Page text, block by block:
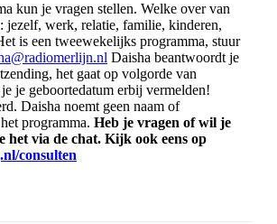
kun je vragen stellen. Welke over van
jezelf, werk, relatie, familie, kinderen,
is een tweewekelijks programma, stuur
Daisha beantwoordt je
het gaat op volgorde van
je geboortedatum erbij vermelden!
Daisha noemt geen naam of
programma. Heb je vragen of wil je
het via de chat. Kijk ook eens op
consulten